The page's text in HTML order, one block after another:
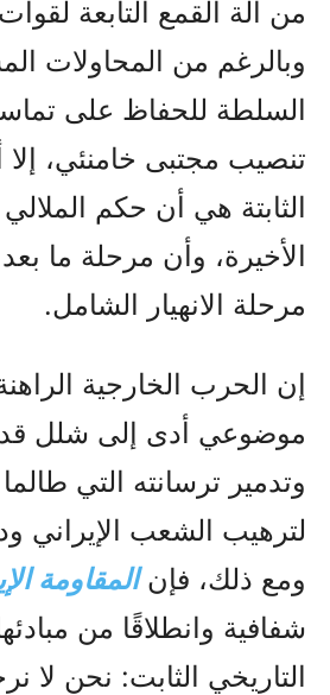
من آلة القمع التابعة
وبالرغم من المحاولات
السلطة للحفاظ على
تنصيب مجتبى خامنئي، إلا
الثابتة هي أن حكم
الأخيرة، وأن مرحلة ما
مرحلة الانهيار الشامل.
إن الحرب الخارجية
موضوعي أدى إلى شلل
وتدمير ترسانته التي
لترهيب الشعب الإيراني
ومع ذلك، فإنالمقاومة
شفافية وانطلاقًا من
التاريخي الثابت: نحن لا